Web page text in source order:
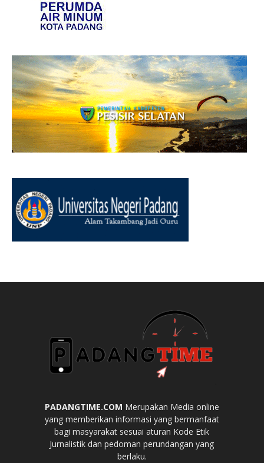
PADANGTIME.COM Merupakan Media online
yang memberikan informasi yang bermanfaat
bagi masyarakat sesuai aturan Kode Etik
Jurnalistik dan pedoman perundangan yang
berlaku.